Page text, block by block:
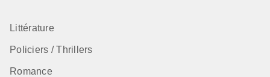
Littérature
Policiers / Thrillers
Romance